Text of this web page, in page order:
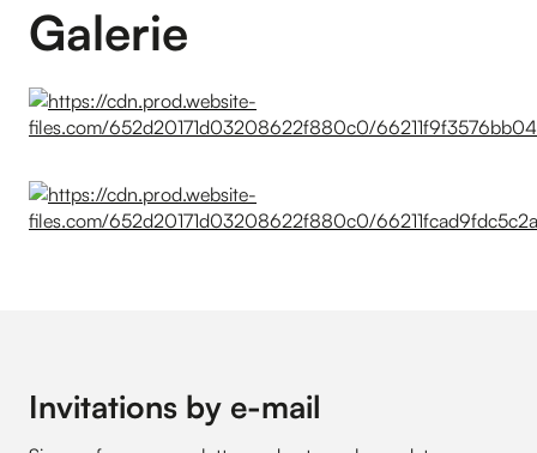
Galerie
Invitations by e-mail